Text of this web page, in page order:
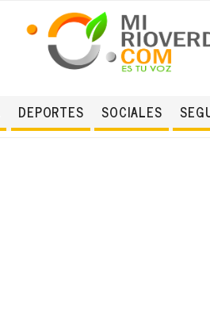
DEPORTES SOCIALES